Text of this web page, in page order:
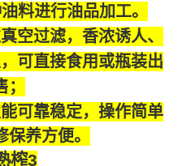
料进行油品加工。
空过滤，香浓诱人、
可直接食用或瓶装出
；
可靠稳定，操作简单
养方便。